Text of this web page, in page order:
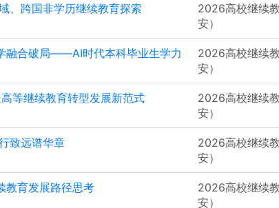
、跨国非学历继续教育探索
2026高校继续
安）
融合破局——AI时代本科毕业生学力
2026高校继续
安）
等继续教育转型发展新范式
2026高校继续
安）
致远谱华章
2026高校继续
安）
教育发展路径思考
2026高校继续
安）